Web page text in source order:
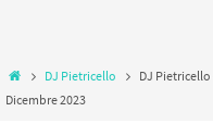
HomeDJ Pietricello
DJ
Dicembre 2023